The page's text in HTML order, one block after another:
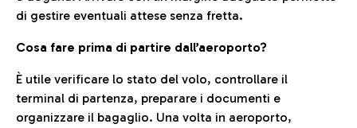
di gestire eventuali attese senza fretta.
Cosa fare prima di partire dall’aeroporto?
È utile verificare lo stato del volo, controllare il
terminal di partenza, preparare i documenti e
organizzare il bagaglio. Una volta in aeroporto,